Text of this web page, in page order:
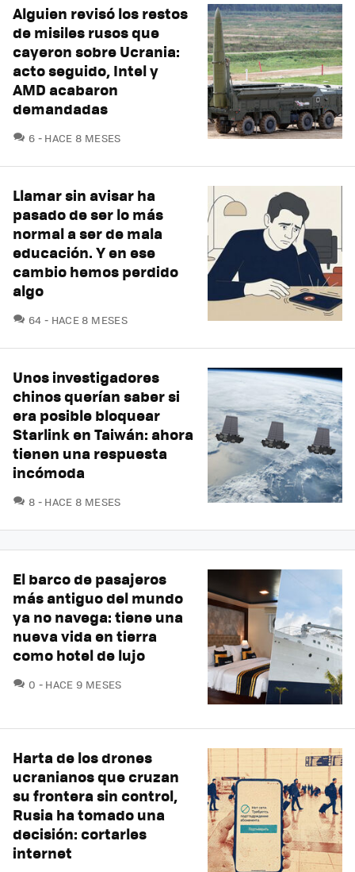
Alguien revisó los restos
de misiles rusos que
cayeron sobre Ucrania:
acto seguido, Intel y
AMD acabaron
demandadas
6 COMENTARIOS
HACE 8 MESES
Llamar sin avisar ha
pasado de ser lo más
normal a ser de mala
educación. Y en ese
cambio hemos perdido
algo
64 COMENTARIOS
HACE 8 MESES
Unos investigadores
chinos querían saber si
era posible bloquear
Starlink en Taiwán: ahora
tienen una respuesta
incómoda
8 COMENTARIOS
HACE 8 MESES
El barco de pasajeros
más antiguo del mundo
ya no navega: tiene una
nueva vida en tierra
como hotel de lujo
0 COMENTARIOS
HACE 9 MESES
Harta de los drones
ucranianos que cruzan
su frontera sin control,
Rusia ha tomado una
decisión: cortarles
internet